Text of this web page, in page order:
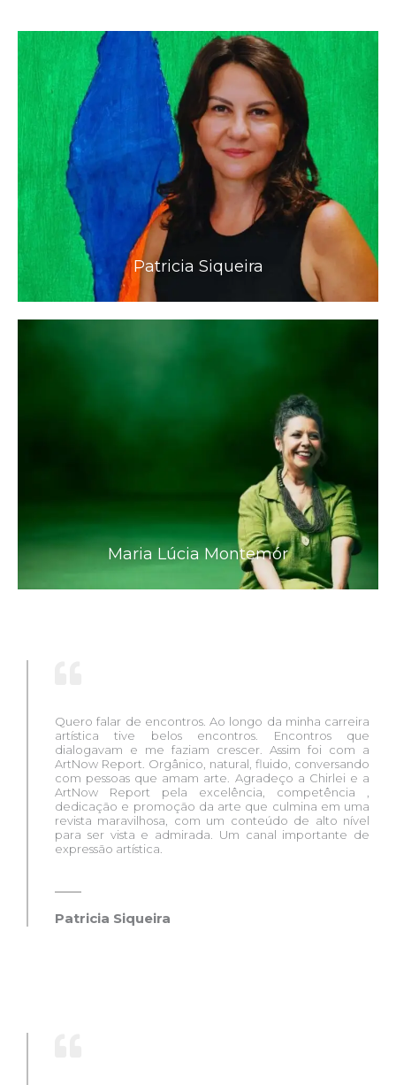
Patricia Siqueira
Maria Lúcia Montemór
Quero falar de encontros. Ao longo da minha carreira
artística tive belos encontros. Encontros que
dialogavam e me faziam crescer. Assim foi com a
ArtNow Report. Orgânico, natural, fluido, conversando
com pessoas que amam arte. Agradeço a Chirlei e a
ArtNow Report pela excelência, competência ,
dedicação e promoção da arte que culmina em uma
revista maravilhosa, com um conteúdo de alto nível
para ser vista e admirada. Um canal importante de
expressão artística.
Patricia Siqueira